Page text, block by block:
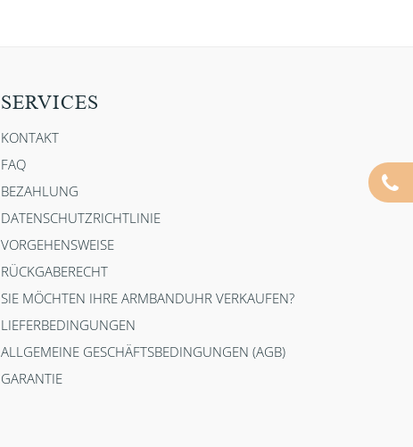
SERVICES
KONTAKT
FAQ
BEZAHLUNG
DATENSCHUTZRICHTLINIE
VORGEHENSWEISE
RÜCKGABERECHT
SIE MÖCHTEN IHRE ARMBANDUHR VERKAUFEN?
LIEFERBEDINGUNGEN
ALLGEMEINE GESCHÄFTSBEDINGUNGEN (AGB)
GARANTIE